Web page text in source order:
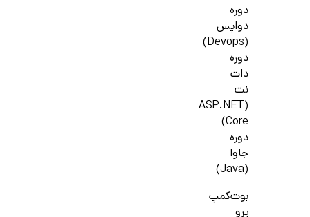
دوره
دواپس
(Devops)
دوره
دات
نت
(ASP.NET
Core)
دوره
جاوا
(Java)
بوت‌کمپ
پرو